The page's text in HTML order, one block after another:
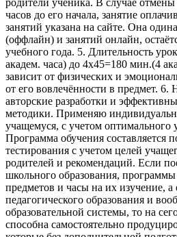
часов до его начала, занятие
занятий указана на сайте. Она
(оффлайн) и занятий онлайн,
учебного года. 5. Длительность
академ. часа) до 4x45=180 мин.(4
зависит от физических и
от его вовлечённости в предмет. 6.
авторские разработки и
методики. Применяю
учащемуся, с учетом оптимального
Программа обучения составляется
тестирования с учетом целей
родителей и рекомендаций. Если
школьного образования, программы
предметов и часы на их изучение, а
педагогического образования и
образовательной системы, то на
способна самостоятельно